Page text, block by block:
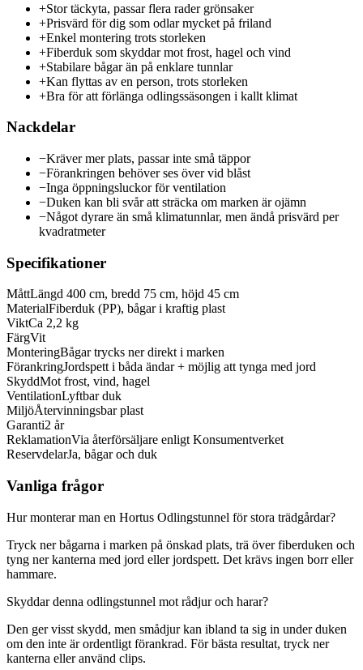
+Stor täckyta, passar flera rader grönsaker
+Prisvärd för dig som odlar mycket på friland
+Enkel montering trots storleken
+Fiberduk som skyddar mot frost, hagel och vind
+Stabilare bågar än på enklare tunnlar
+Kan flyttas av en person, trots storleken
+Bra för att förlänga odlingssäsongen i kallt klimat
Nackdelar
−Kräver mer plats, passar inte små täppor
−Förankringen behöver ses över vid blåst
−Inga öppningsluckor för ventilation
−Duken kan bli svår att sträcka om marken är ojämn
−Något dyrare än små klimatunnlar, men ändå prisvärd per
kvadratmeter
Specifikationer
MåttLängd 400 cm, bredd 75 cm, höjd 45 cm
MaterialFiberduk (PP), bågar i kraftig plast
ViktCa 2,2 kg
FärgVit
MonteringBågar trycks ner direkt i marken
FörankringJordspett i båda ändar + möjlig att tynga med jord
SkyddMot frost, vind, hagel
VentilationLyftbar duk
MiljöÅtervinningsbar plast
Garanti2 år
ReklamationVia återförsäljare enligt Konsumentverket
ReservdelarJa, bågar och duk
Vanliga frågor
Hur monterar man en Hortus Odlingstunnel för stora trädgårdar?
Tryck ner bågarna i marken på önskad plats, trä över fiberduken och
tyng ner kanterna med jord eller jordspett. Det krävs ingen borr eller
hammare.
Skyddar denna odlingstunnel mot rådjur och harar?
Den ger visst skydd, men smådjur kan ibland ta sig in under duken
om den inte är ordentligt förankrad. För bästa resultat, tryck ner
kanterna eller använd clips.